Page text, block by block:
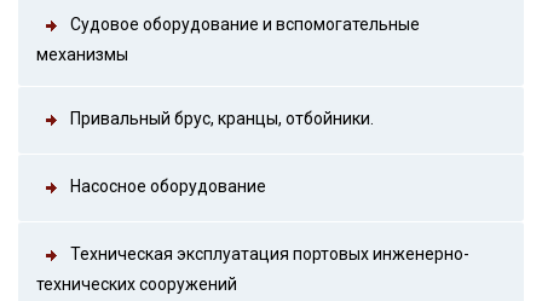
Судовое оборудование и вспомогательные
механизмы
Привальный брус, кранцы, отбойники.
Насосное оборудование
Техническая эксплуатация портовых инженерно-
технических сооружений